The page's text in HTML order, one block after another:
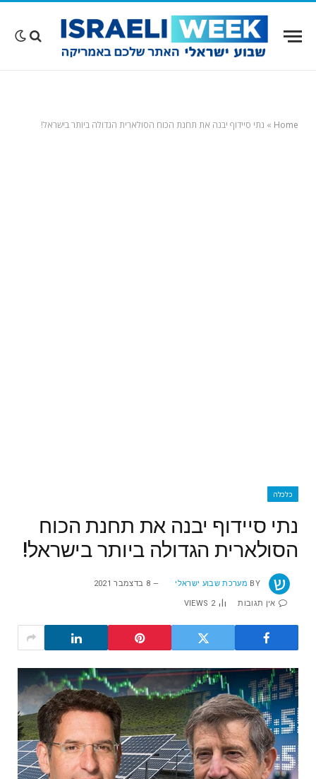
Home
» נתי סיידוף יבנה את תחנת הכוח הסולארית הגדולה ביותר בישראל!
כלכלה
נתי סיידוף יבנה את תחנת הכוח
הסולארית הגדולה ביותר בישראל!
BY מערכת שבוע ישראלי 8 בדצמבר 2021
אין תגובות 2
VIEWS